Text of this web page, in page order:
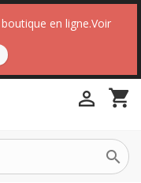
en ligne.Voir
shopping_cart

